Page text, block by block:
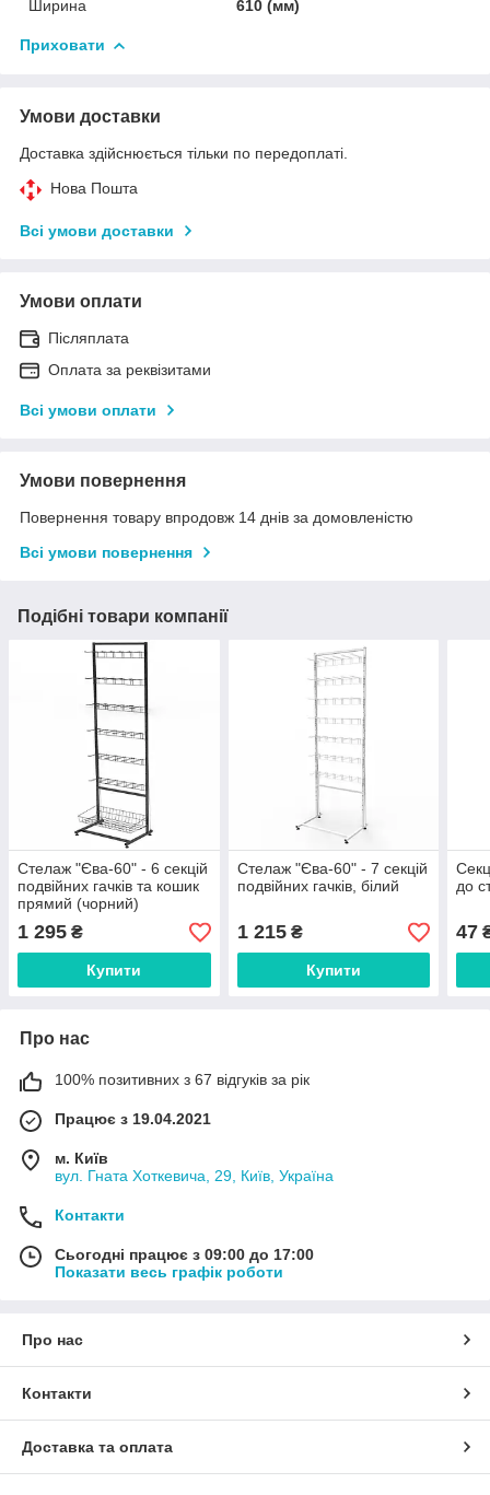
Ширина
610 (мм)
Приховати
Умови доставки
Доставка здійснюється тільки по передоплаті.
Нова Пошта
Всі умови доставки
Умови оплати
Післяплата
Оплата за реквізитами
Всі умови оплати
Умови повернення
Повернення товару впродовж 14 днів за домовленістю
Всі умови повернення
Подібні товари компанії
Стелаж "Єва-60" - 6 секцій
подвійних гачків та кошик
прямий (чорний)
1 295 ₴
Купити
Стелаж "Єва-60" - 7 секцій
подвійних гачків, білий
1 215₴
Купити
до
47
Про нас
100% позитивних з 67 відгуків за рік
Працює з 19.04.2021
м. Київ
вул. Гната Хоткевича, 29, Київ, Україна
Контакти
Сьогодні працює з 09:00 до 17:00
Показати весь графік роботи
Про нас
Контакти
Доставка та оплата